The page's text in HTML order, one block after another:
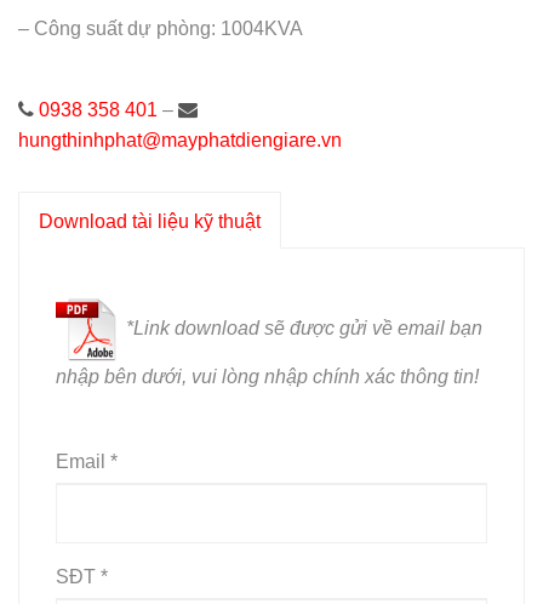
– Công suất dự phòng: 1004KVA
0938 358 401 –
hungthinhphat@mayphatdiengiare.vn
Download tài liệu kỹ thuật
*Link download sẽ được gửi về email bạn
nhập bên dưới, vui lòng nhập chính xác thông tin!
Email *
SĐT *